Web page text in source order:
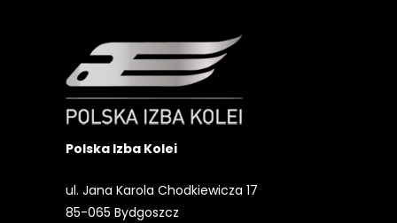
Polska Izba Kolei
ul. Jana Karola Chodkiewicza 17
85-065 Bydgoszcz